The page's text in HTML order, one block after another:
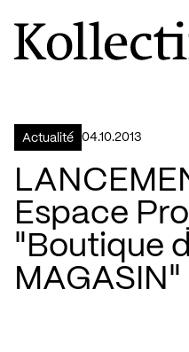
Aller à la page d'accueil
Logo Kollectif
Actualité 04.10.2013
Espace
"Boutique
MAGASIN"